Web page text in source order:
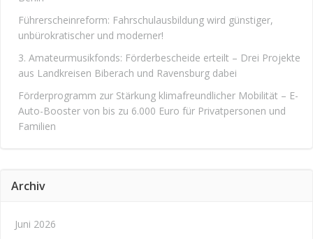
Führerscheinreform: Fahrschulausbildung wird günstiger,
unbürokratischer und moderner!
3. Amateurmusikfonds: Förderbescheide erteilt – Drei Projekte
aus Landkreisen Biberach und Ravensburg dabei
Förderprogramm zur Stärkung klimafreundlicher Mobilität – E-
Auto-Booster von bis zu 6.000 Euro für Privatpersonen und
Familien
Archiv
Juni 2026